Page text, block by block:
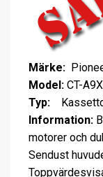
Märke:
Model: CT-A9X
Typ:
Information:
motorer och
Sendust